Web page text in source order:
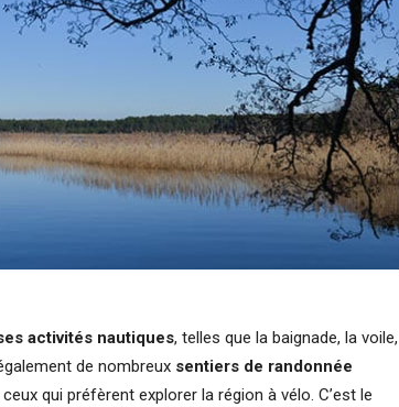
activités nautiques, telles que la baignade, la voile,
de nombreux sentiers de randonnée
qui préfèrent explorer la région à vélo. C’est le